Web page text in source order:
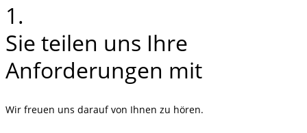
1.
Sie teilen uns Ihre
Anforderungen mit
Wir freuen uns darauf von Ihnen zu hören.